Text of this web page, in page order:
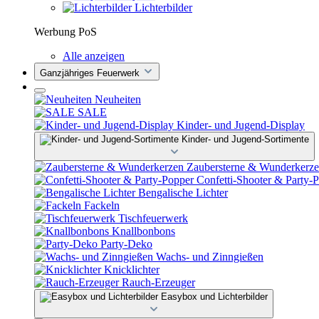
Lichterbilder
Werbung PoS
Alle anzeigen
Ganzjähriges Feuerwerk
Neuheiten
SALE
Kinder- und Jugend-Display
Kinder- und Jugend-Sortimente
Zaubersterne &
Confetti-Shooter & Party-
Bengalische Lichter
Fackeln
Tischfeuerwerk
Knallbonbons
Party-Deko
Wachs- und Zinngießen
Knicklichter
Rauch-Erzeuger
Easybox und Lichterbilder